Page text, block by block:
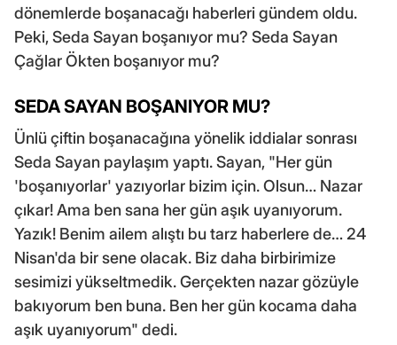
dönemlerde boşanacağı haberleri gündem oldu.
Peki, Seda Sayan boşanıyor mu? Seda Sayan
Çağlar Ökten boşanıyor mu?
SEDA SAYAN BOŞANIYOR MU?
Ünlü çiftin boşanacağına yönelik iddialar sonrası
Seda Sayan paylaşım yaptı. Sayan, "Her gün
'boşanıyorlar' yazıyorlar bizim için. Olsun… Nazar
çıkar! Ama ben sana her gün aşık uyanıyorum.
Yazık! Benim ailem alıştı bu tarz haberlere de… 24
Nisan'da bir sene olacak. Biz daha birbirimize
sesimizi yükseltmedik. Gerçekten nazar gözüyle
bakıyorum ben buna. Ben her gün kocama daha
aşık uyanıyorum" dedi.